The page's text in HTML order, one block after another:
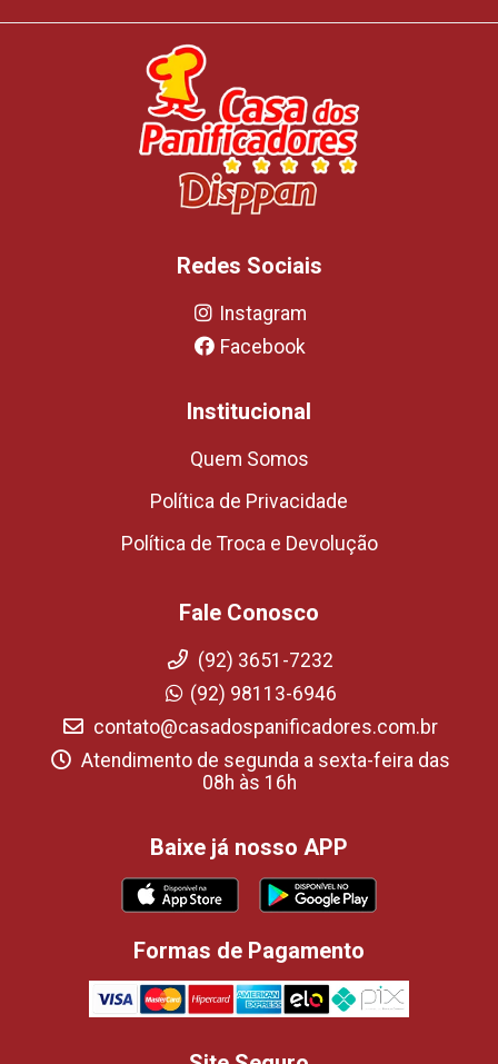
Redes Sociais
Instagram
Facebook
Institucional
Quem Somos
Política de Privacidade
Política de Troca e Devolução
Fale Conosco
(92) 3651-7232
(92) 98113-6946
contato@casadospanificadores.com.br
Atendimento de segunda a sexta-feira das
08h às 16h
Baixe já nosso APP
Formas de Pagamento